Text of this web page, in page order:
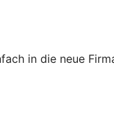
in die neue